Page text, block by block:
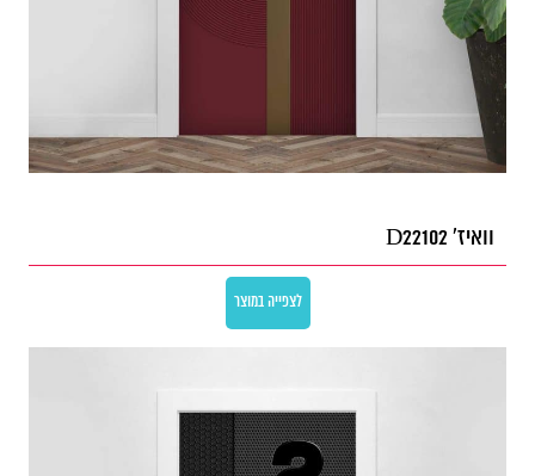
וואיז' D22102
לצפייה במוצר